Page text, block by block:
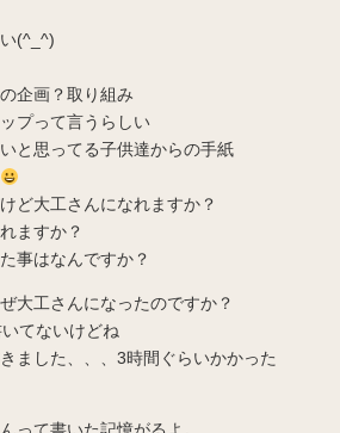
(^_^)
企画？取り組み
プって言うらしい
と思ってる子供達からの手紙
ど大工さんになれますか？
ますか？
事はなんですか？
大工さんになったのですか？
てないけどね
ました、、、3時間ぐらいかかった